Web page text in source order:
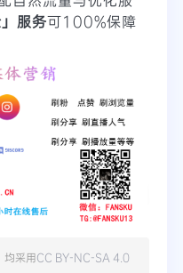
」服务可100%保障
均采用CC BY-NC-SA 4.0